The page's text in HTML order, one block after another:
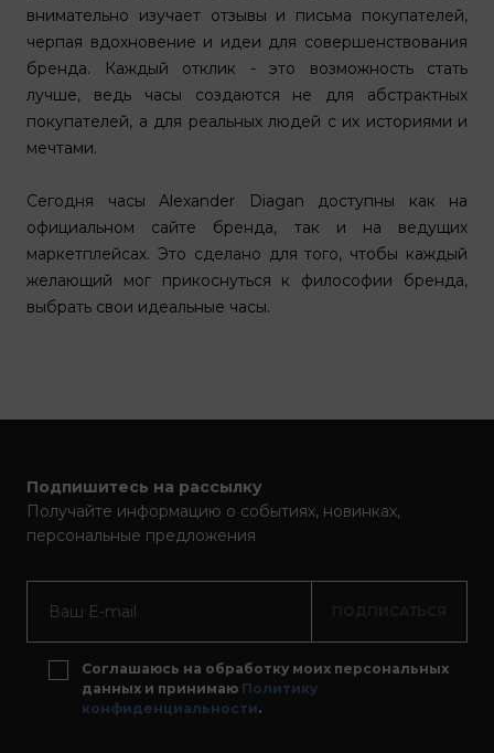
внимательно изучает отзывы и письма покупателей,
черпая вдохновение и идеи для совершенствования
бренда. Каждый отклик - это возможность стать
лучше, ведь часы создаются не для абстрактных
покупателей, а для реальных людей с их историями и
мечтами.
Сегодня часы Alexander Diagan доступны как на
официальном сайте бренда, так и на ведущих
маркетплейсах. Это сделано для того, чтобы каждый
желающий мог прикоснуться к философии бренда,
выбрать свои идеальные часы.
Подпишитесь на рассылку
Получайте информацию о событиях, новинках,
персональные предложения
Соглашаюсь на обработку моих персональных
данных и принимаю Политику
конфиденциальности.